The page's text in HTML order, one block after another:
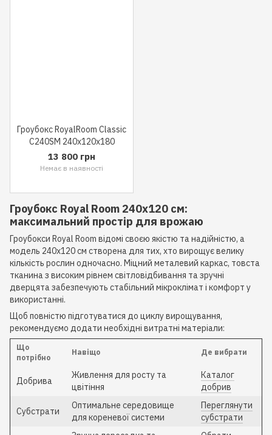
Гроубокс RoyalRoom Classic
C240SM 240x120x180
13 800 грн
Немає в наявності
Гроубокс Royal Room 240x120 см:
максимальний простір для врожаю
Гроубокси Royal Room відомі своєю якістю та надійністю, а
модель 240x120 см створена для тих, хто вирощує велику
кількість рослин одночасно. Міцний металевий каркас, товста
тканина з високим рівнем світловідбивання та зручні
дверцята забезпечують стабільний мікроклімат і комфорт у
використанні.
Щоб повністю підготуватися до циклу вирощування,
рекомендуємо додати необхідні витратні матеріали:
Що
потрібно
Навіщо Де вибрати
Добрива
Живлення для росту та
цвітіння
Каталог
добрив
Субстрати
Оптимальне середовище
для кореневої системи
Переглянути
субстрати